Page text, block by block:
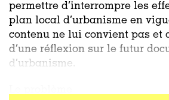
permettre d’interrompre les
plan local d’urbanisme en
contenu ne lui convient pas et
d’une réflexion sur le futur
d’urbanisme.